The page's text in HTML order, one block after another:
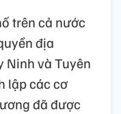
trên cả nước
địa
Ninh và Tuyên
lập các cơ
đã được